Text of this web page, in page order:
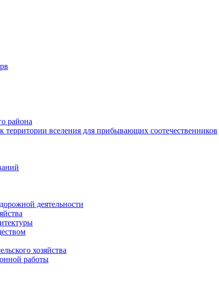
района
вселения для прибывающих соотечественников
деятельности
хозяйства
работы